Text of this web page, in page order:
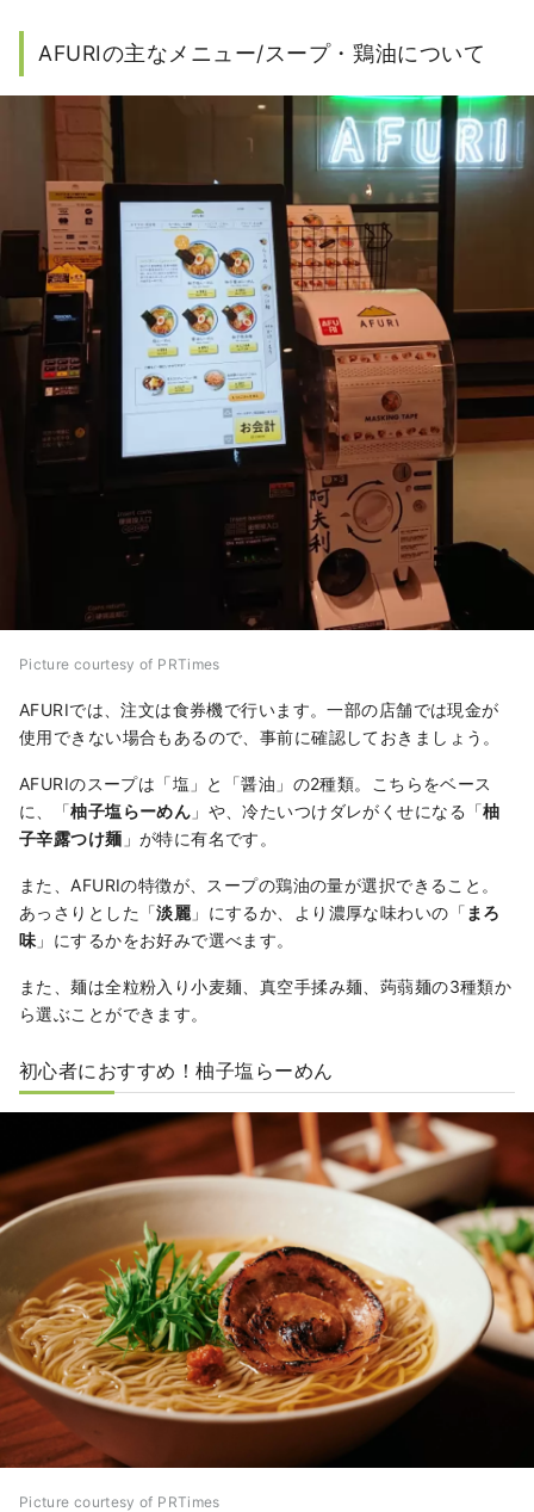
AFURIの主なメニュー/スープ・鶏油について
Picture courtesy of PRTimes
AFURIでは、注文は食券機で行います。一部の店舗では現金が
使用できない場合もあるので、事前に確認しておきましょう。
AFURIのスープは「塩」と「醤油」の2種類。こちらをベース
に、「柚子塩らーめん 」や、冷たいつけダレがくせになる「柚
子辛露つけ麺 」が特に有名です。
また、AFURIの特徴が、スープの鶏油の量が選択できること。
あっさりとした「淡麗 」にするか、より濃厚な味わいの「 まろ
味 」にするかをお好みで選べます。
また、麺は全粒粉入り小麦麺、真空手揉み麺、蒟蒻麺の3種類か
ら選ぶことができます。
初心者におすすめ！柚子塩らーめん
Picture courtesy of PRTimes